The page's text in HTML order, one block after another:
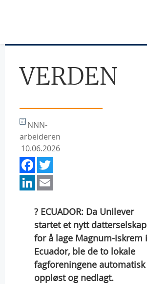
VERDEN
NNN-
arbeideren
10.06.2026
Facebook
LinkedIn
? ECUADOR: Da Unilever
startet et nytt datterselskap
for å lage Magnum-iskrem i
Ecuador, ble de to lokale
fagforeningene automatisk
oppløst og nedlagt.